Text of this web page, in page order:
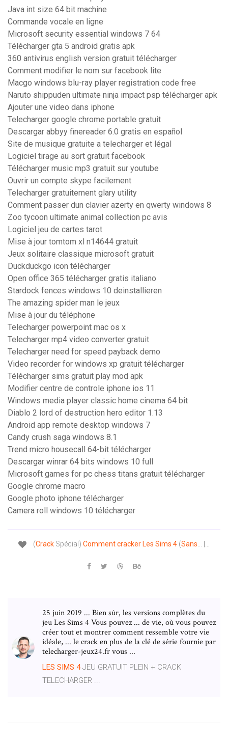
Java int size 64 bit machine
Commande vocale en ligne
Microsoft security essential windows 7 64
Télécharger gta 5 android gratis apk
360 antivirus english version gratuit télécharger
Comment modifier le nom sur facebook lite
Macgo windows blu-ray player registration code free
Naruto shippuden ultimate ninja impact psp télécharger apk
Ajouter une video dans iphone
Telecharger google chrome portable gratuit
Descargar abbyy finereader 6.0 gratis en español
Site de musique gratuite a telecharger et légal
Logiciel tirage au sort gratuit facebook
Télécharger music mp3 gratuit sur youtube
Ouvrir un compte skype facilement
Telecharger gratuitement glary utility
Comment passer dun clavier azerty en qwerty windows 8
Zoo tycoon ultimate animal collection pc avis
Logiciel jeu de cartes tarot
Mise à jour tomtom xl n14644 gratuit
Jeux solitaire classique microsoft gratuit
Duckduckgo icon télécharger
Open office 365 télécharger gratis italiano
Stardock fences windows 10 deinstallieren
The amazing spider man le jeux
Mise à jour du téléphone
Telecharger powerpoint mac os x
Telecharger mp4 video converter gratuit
Telecharger need for speed payback demo
Video recorder for windows xp gratuit télécharger
Télécharger sims gratuit play mod apk
Modifier centre de controle iphone ios 11
Windows media player classic home cinema 64 bit
Diablo 2 lord of destruction hero editor 1.13
Android app remote desktop windows 7
Candy crush saga windows 8.1
Trend micro housecall 64-bit télécharger
Descargar winrar 64 bits windows 10 full
Microsoft games for pc chess titans gratuit télécharger
Google chrome macro
Google photo iphone télécharger
Camera roll windows 10 télécharger
(Crack Spécial) Commentcracker Les Sims 4 (Sans... |…
25 juin 2019 ... Bien sûr, les versions complètes du
jeu Les Sims 4 Vous pouvez ... de vie, où vous pouvez
créer tout et montrer comment ressemble votre vie
idéale, ... le crack en plus de la clé de série fournie par
telecharger-jeux24.fr vous ...
LES SIMS 4JEU GRATUIT PLEIN + CRACK
TELECHARGER ...